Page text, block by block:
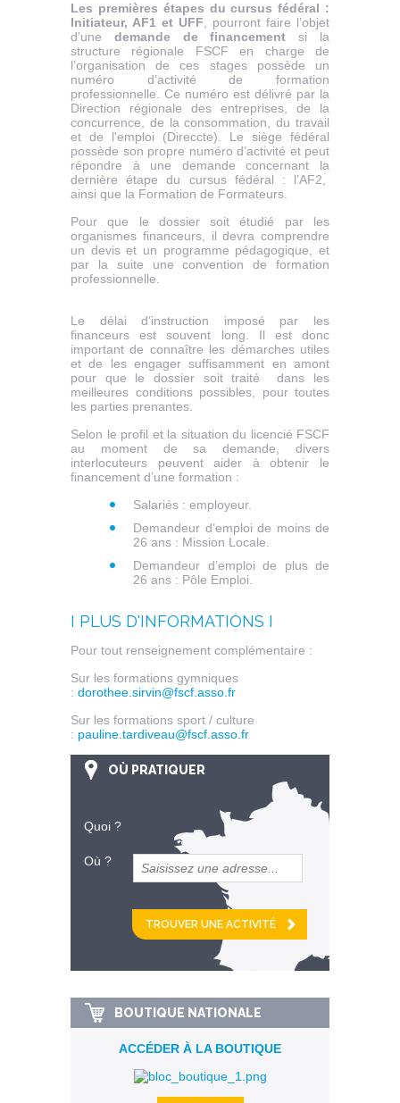
Les premières étapes du cursus fédéral :
Initiateur, AF1 et UFF, pourront faire l’objet
d’une demande de financement si la
structure régionale FSCF en charge de
l’organisation de ces stages possède un
numéro d’activité de formation
professionnelle. Ce numéro est délivré par la
Direction régionale des entreprises, de la
concurrence, de la consommation, du travail
et de l'emploi (Direccte). Le siège fédéral
possède son propre numéro d’activité et peut
répondre à une demande concernant la
dernière étape du cursus fédéral : l’AF2,
ainsi que la Formation de Formateurs.
Pour que le dossier soit étudié par les
organismes financeurs, il devra comprendre
un devis et un programme pédagogique, et
par la suite une convention de formation
professionnelle.
Le délai d’instruction imposé par les
financeurs est souvent long. Il est donc
important de connaître les démarches utiles
et de les engager suffisamment en amont
pour que le dossier soit traité dans les
meilleures conditions possibles, pour toutes
les parties prenantes.
Selon le profil et la situation du licencié FSCF
au moment de sa demande, divers
interlocuteurs peuvent aider à obtenir le
financement d’une formation :
Salariés : employeur.
Demandeur d’emploi de moins de
26 ans : Mission Locale.
Demandeur d’emploi de plus de
26 ans : Pôle Emploi.
I PLUS D'INFORMATIONS I
Pour tout renseignement complémentaire :
Sur les formations gymniques
: dorothee.sirvin@fscf.asso.fr
Sur les formations sport / culture
: pauline.tardiveau@fscf.asso.fr
OÙ PRATIQUER
Quoi ?
Où ?
et
km alentour
BOUTIQUE NATIONALE
ACCÉDER À LA BOUTIQUE